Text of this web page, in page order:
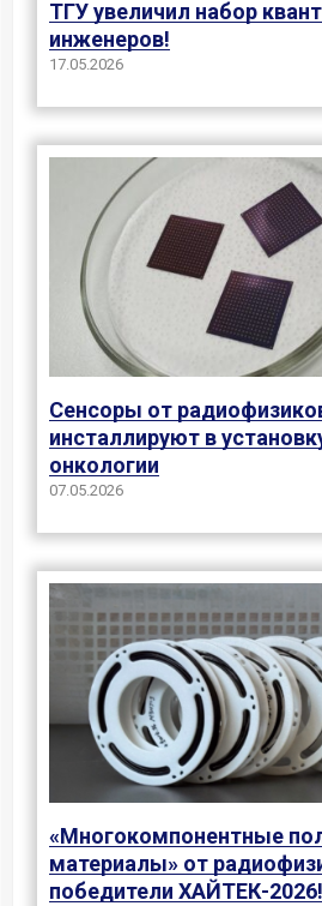
ТГУ увеличил набор
инженеров!
17.05.2026
Сенсоры от
инсталлируют в
онкологии
07.05.2026
«Многокомпонентные
материалы» от
победители ХАЙТЕК-2026!